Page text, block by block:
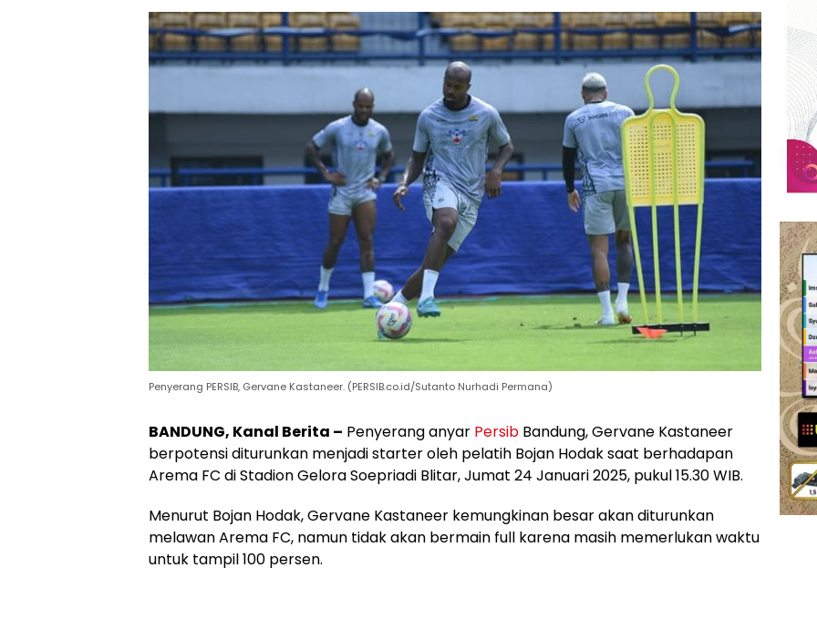
Penyerang PERSIB, Gervane Kastaneer. (PERSIB.co.id/Sutanto Nurhadi Permana)
BANDUNG, Kanal Berita – Penyerang anyar Persib Bandung, Gervane Kastaneer
berpotensi diturunkan menjadi starter oleh pelatih Bojan Hodak saat berhadapan
Arema FC di Stadion Gelora Soepriadi Blitar, Jumat 24 Januari 2025, pukul 15.30 WIB.
Menurut Bojan Hodak, Gervane Kastaneer kemungkinan besar akan diturunkan
melawan Arema FC, namun tidak akan bermain full karena masih memerlukan waktu
untuk tampil 100 persen.